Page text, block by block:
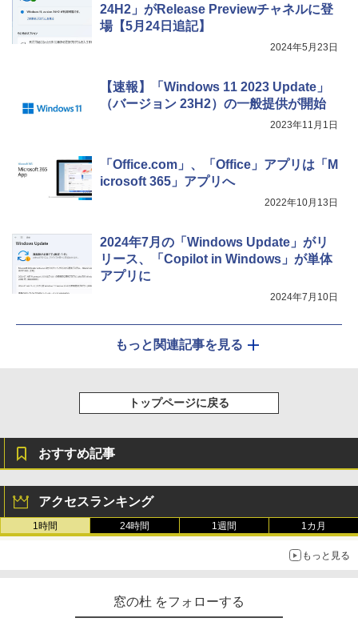
24H2」がRelease Previewチャネルに登
場【5月24日追記】
2024年5月23日
【速報】「Windows 11 2023 Update」
（バージョン 23H2）の一般提供が開始
2023年11月1日
「Office.com」、「Office」アプリは「M
icrosoft 365」アプリへ
2022年10月13日
2024年7月の「Windows Update」がリ
リース、「Copilot in Windows」が単体
アプリに
2024年7月10日
もっと関連記事を見る
トップページに戻る
おすすめ記事
アクセスランキング
1時間 24時間 1週間 1カ月
もっと見る
窓の杜 をフォローする